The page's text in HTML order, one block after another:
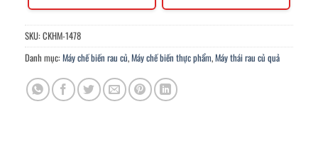
SKU: CKHM-1478
Danh mục: Máy chế biến rau củ,Máy chế biến thực phẩm,Máy thái rau củ quả